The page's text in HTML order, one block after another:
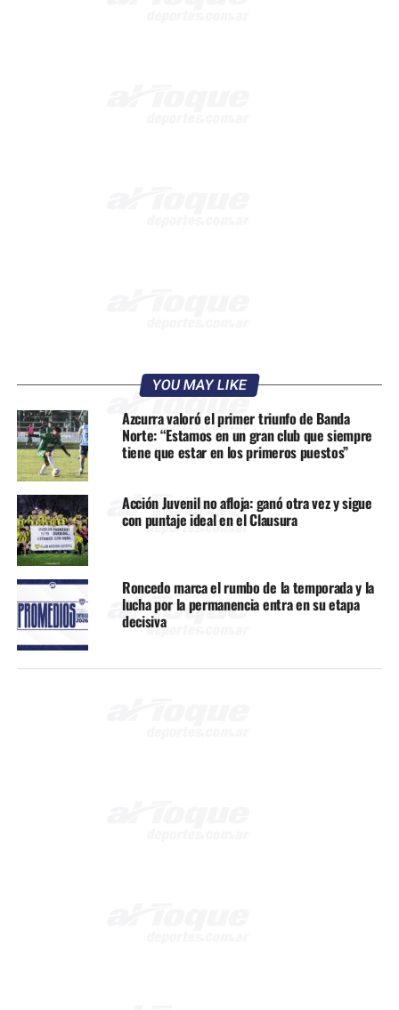
YOU MAY LIKE
Azcurra valoró el primer triunfo de Banda
Norte: “Estamos en un gran club que siempre
tiene que estar en los primeros puestos”
Acción Juvenil no afloja: ganó otra vez y sigue
con puntaje ideal en el Clausura
Roncedo marca el rumbo de la temporada y la
lucha por la permanencia entra en su etapa
decisiva